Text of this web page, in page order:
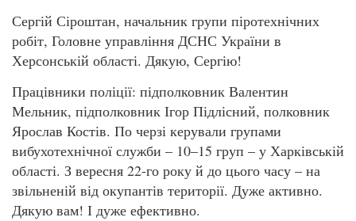
Сергій Сіроштан, начальник групи піротехнічних
робіт, Головне управління ДСНС України в
Херсонській області. Дякую, Сергію!
Працівники поліції: підполковник Валентин
Мельник, підполковник Ігор Підлісний, полковник
Ярослав Костів. По черзі керували групами
вибухотехнічної служби – 10–15 груп – у Харківській
області. З вересня 22-го року й до цього часу – на
звільненій від окупантів території. Дуже активно.
Дякую вам! І дуже ефективно.